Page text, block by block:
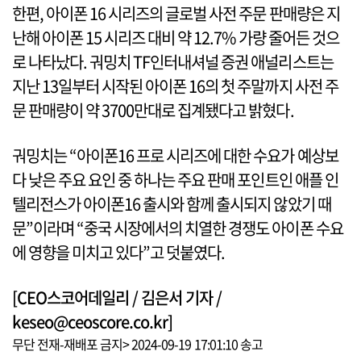
한편, 아이폰 16 시리즈의 글로벌 사전 주문 판매량은 지
난해 아이폰 15 시리즈 대비 약 12.7% 가량 줄어든 것으
로 나타났다. 궈밍치 TF인터내셔널 증권 애널리스트는
지난 13일부터 시작된 아이폰 16의 첫 주말까지 사전 주
문 판매량이 약 3700만대로 집계됐다고 밝혔다.
궈밍치는 “아이폰16 프로 시리즈에 대한 수요가 예상보
다 낮은 주요 요인 중 하나는 주요 판매 포인트인 애플 인
텔리전스가 아이폰16 출시와 함께 출시되지 않았기 때
문”이라며 “중국 시장에서의 치열한 경쟁도 아이폰 수요
에 영향을 미치고 있다”고 덧붙였다.
[CEO스코어데일리 / 김은서 기자 /
keseo@ceoscore.co.kr]
무단 전재-재배포 금지> 2024-09-19 17:01:10 송고